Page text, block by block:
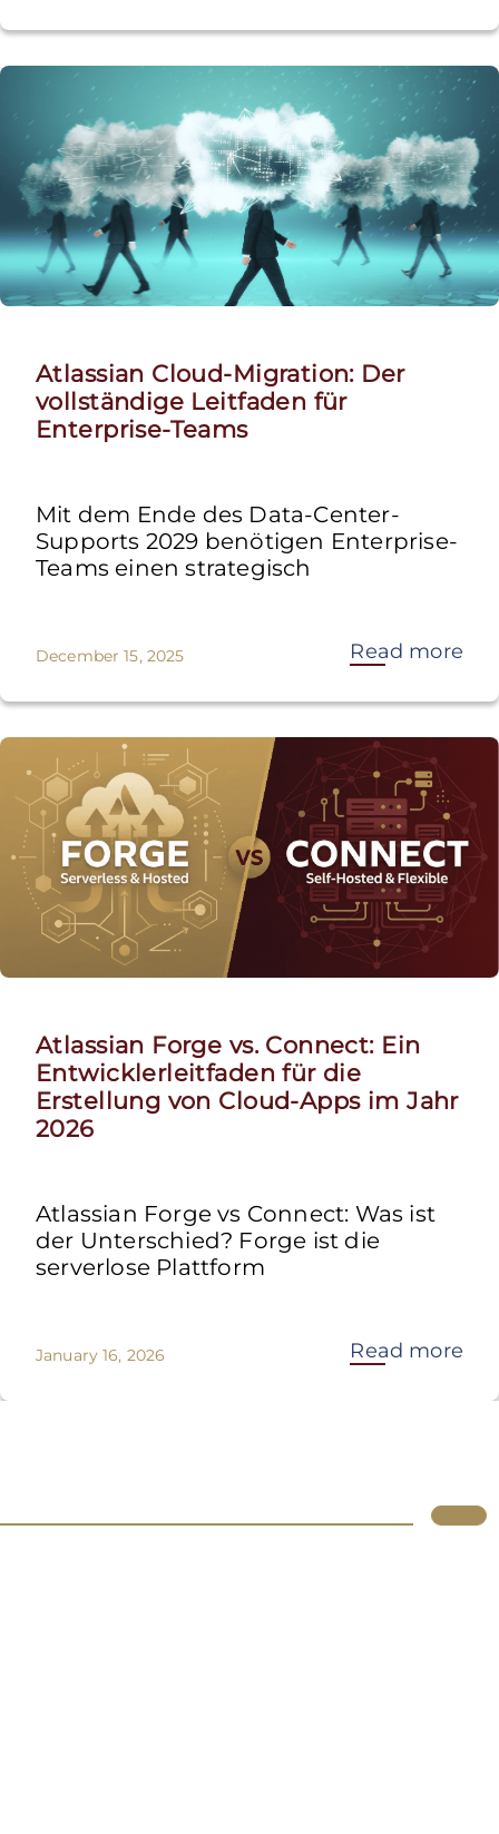
Atlassian Cloud-Migration: Der
vollständige Leitfaden für
Enterprise-Teams
Mit dem Ende des Data-Center-
Supports 2029 benötigen Enterprise-
Teams einen strategisch
December 15, 2025 Read more
Atlassian Forge vs. Connect: Ein
Entwicklerleitfaden für die
Erstellung von Cloud-Apps im Jahr
2026
Atlassian Forge vs Connect: Was ist
der Unterschied? Forge ist die
serverlose Plattform
January 16, 2026 Read more